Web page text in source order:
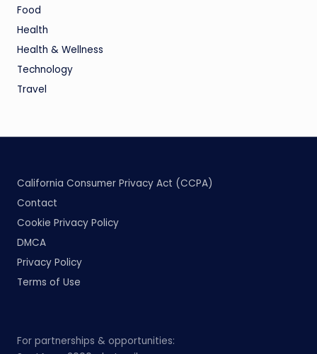
Food
Health
Health & Wellness
Technology
Travel
California Consumer Privacy Act (CCPA)
Contact
Cookie Privacy Policy
DMCA
Privacy Policy
Terms of Use
For partnerships & opportunities: